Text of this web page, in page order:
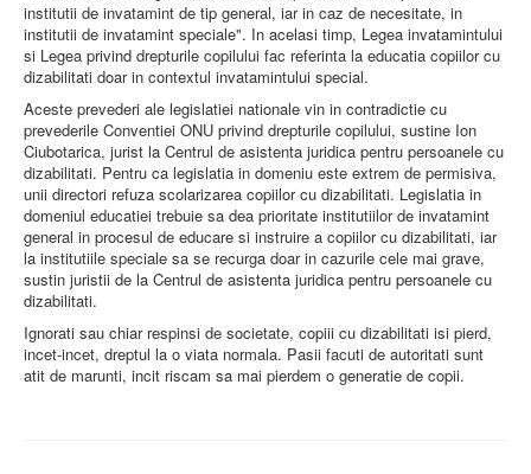
institutii de invatamint de tip general, iar in caz de necesitate, in
institutii de invatamint speciale". In acelasi timp, Legea invatamintului
si Legea privind drepturile copilului fac referinta la educatia copiilor cu
dizabilitati doar in contextul invatamintului special.
Aceste prevederi ale legislatiei nationale vin in contradictie cu
prevederile Conventiei ONU privind drepturile copilului, sustine Ion
Ciubotarica, jurist la Centrul de asistenta juridica pentru persoanele cu
dizabilitati. Pentru ca legislatia in domeniu este extrem de permisiva,
unii directori refuza scolarizarea copiilor cu dizabilitati. Legislatia in
domeniul educatiei trebuie sa dea prioritate institutiilor de invatamint
general in procesul de educare si instruire a copiilor cu dizabilitati, iar
la institutiile speciale sa se recurga doar in cazurile cele mai grave,
sustin juristii de la Centrul de asistenta juridica pentru persoanele cu
dizabilitati.
Ignorati sau chiar respinsi de societate, copiii cu dizabilitati isi pierd,
incet-incet, dreptul la o viata normala. Pasii facuti de autoritati sunt
atit de marunti, incit riscam sa mai pierdem o generatie de copii.